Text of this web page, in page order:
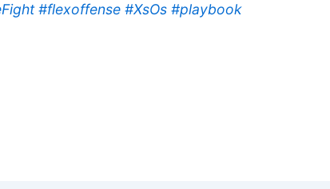
#flexoffense #XsOs #playbook